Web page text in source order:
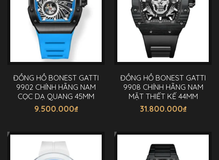
ĐỒNG HỒ BONEST GATTI
9902 CHÍNH HÃNG NAM
CỌC DẠ QUANG 45MM
9.500.000₫
ĐỒNG HỒ BONEST GATTI
9908 CHÍNH HÃNG NAM
MẶT THIẾT KẾ 44MM
31.800.000₫